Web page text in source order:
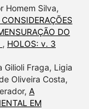
Homem Silva,
DO
, HOLOS: v. 3
Gilioli Fraga, Ligia
Oliveira Costa,
A
EM